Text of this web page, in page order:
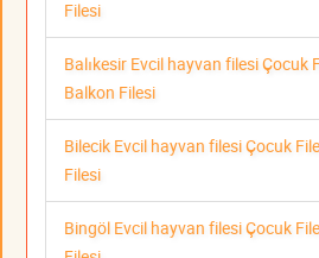
Filesi
Balıkesir Evcil hayvan filesi Çocuk
Balkon Filesi
Bilecik Evcil hayvan filesi Çocuk
Filesi
Bingöl Evcil hayvan filesi Çocuk